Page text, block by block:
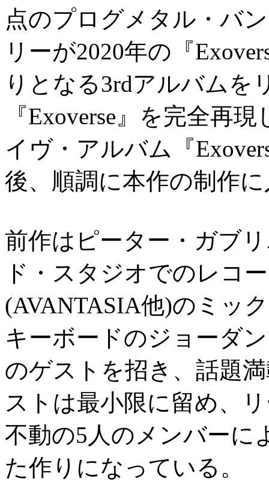
点のプログメタル・バ
リーが2020年の『
りとなる3rdアルバムを
『Exoverse』を完全再
イヴ・アルバム『
後、順調に本作の制作
前作はピーター・ガブ
ド・スタジオでのレコ
(AVANTASIA他)のミッ
キーボードのジョーダ
のゲストを招き、話題
ストは最小限に留め、
不動の5人のメンバーに
た作りになっている。